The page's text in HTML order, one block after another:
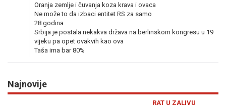
Oranja zemlje i čuvanja koza krava i ovaca
Ne može to da izbaci entitet RS za samo
28 godina
Srbija je postala nekakva država na berlinskom kongresu u 19
vijeku pa opet ovakvih kao ova
Taša ima bar 80%
Najnovije